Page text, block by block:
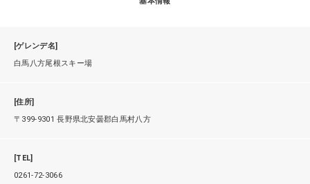
[ゲレンデ名]
白馬八方尾根スキー場
[住所]
〒399-9301 長野県北安曇郡白馬村八方
[TEL]
0261-72-3066